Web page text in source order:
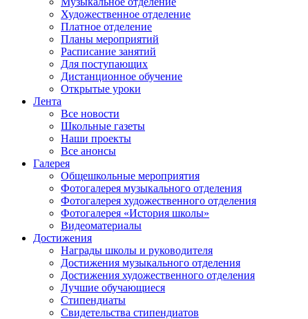
Художественное отделение
Платное отделение
Планы мероприятий
Расписание занятий
Для поступающих
Дистанционное обучение
Открытые уроки
Лента
Все новости
Школьные газеты
Наши проекты
Все анонсы
Галерея
Общешкольные мероприятия
Фотогалерея музыкального отделения
Фотогалерея художественного отделения
Фотогалерея «История школы»
Видеоматериалы
Достижения
Награды школы и руководителя
Достижения музыкального отделения
Достижения художественного отделения
Лучшие обучающиеся
Стипендиаты
Свидетельства стипендиатов